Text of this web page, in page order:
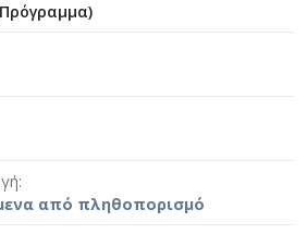
από πληθοπορισμό